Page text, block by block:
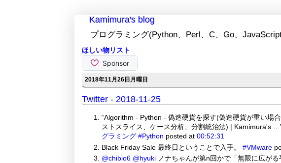
Kamimura's blog
プログラミング(Python、Perl、C、Go、
ほしい物リスト
2018年11月26日月曜日
Twitter - 2018-11-25
“Algorithm - Python - 偽造硬貨を探す(偽造硬貨が重い場
ストスライス、ケース分析、分割統治法) | Kamimura's
グラミング #Python posted at 00:52:31
Black Friday Sale 最終日ということで入手。 #VMware
@chibio6 @hyukiノナちゃんが第n回かで「無限に広が